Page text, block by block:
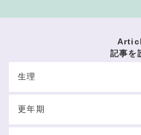
記事を
生理
更年期